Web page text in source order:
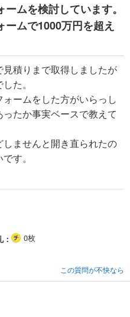
ムを検討しています。
ムで1000万円を超え
積りまで取得しましたが
た。
ームをした方がいらっし
たか事実ベースで教えて
ませんと開き直られたの
す。
0枚
この質問が不快なら